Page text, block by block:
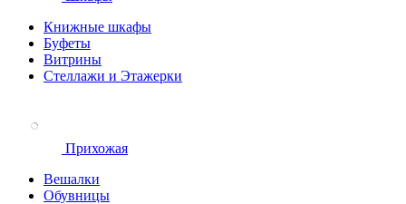
Книжные шкафы
Буфеты
Витрины
Стеллажи и Этажерки
Прихожая
Вешалки
Обувницы